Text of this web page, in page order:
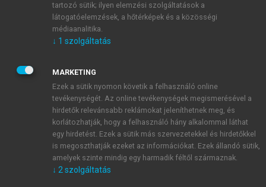
JELSZÓ
JELSZÓ ÚJRA
Kérek értesítést a MeRSZ újdonságairól, akcióiról.
Kérek értesítést az Akadémiai Kiadó Zrt. újdonságairól,
tartozó sütik; ilyen elemzési szolgáltatások a
látogatóelemzések, a hőtérképek és a közösségi
médiaanalitika.
↓ 1 szolgáltatás
MARKETING
Ezek a sütik nyomon követik a felhasználó online
tevékenységét. Az online tevékenységek megismerésével a
hirdetők relevánsabb reklámokat jeleníthetnek meg, és
korlátozhatják, hogy a felhasználó hány alkalommal láthat
egy hirdetést. Ezek a sütik más szervezetekkel és hirdetőkkel
is megoszthatják ezeket az információkat. Ezek állandó sütik,
amelyek szinte mindig egy harmadik féltől származnak.
↓ 2 szolgáltatás